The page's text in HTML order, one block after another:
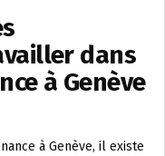
dans
à Genève
à Genève, il existe